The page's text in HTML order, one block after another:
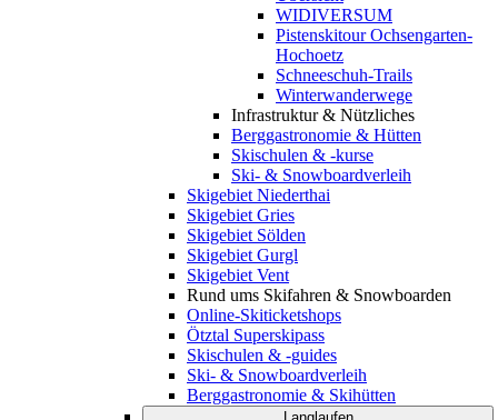
WIDIVERSUM
Pistenskitour Ochsengarten-
Hochoetz
Schneeschuh-Trails
Winterwanderwege
Infrastruktur & Nützliches
Berggastronomie & Hütten
Skischulen & -kurse
Ski- & Snowboardverleih
Skigebiet Niederthai
Skigebiet Gries
Skigebiet Sölden
Skigebiet Gurgl
Skigebiet Vent
Rund ums Skifahren & Snowboarden
Online-Skiticketshops
Ötztal Superskipass
Skischulen & -guides
Ski- & Snowboardverleih
Berggastronomie & Skihütten